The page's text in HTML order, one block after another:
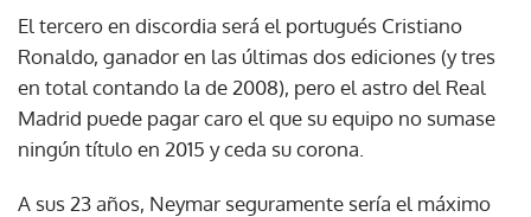
El tercero en discordia será el portugués Cristiano
Ronaldo, ganador en las últimas dos ediciones (y tres
en total contando la de 2008), pero el astro del Real
Madrid puede pagar caro el que su equipo no sumase
ningún título en 2015 y ceda su corona.
A sus 23 años, Neymar seguramente sería el máximo